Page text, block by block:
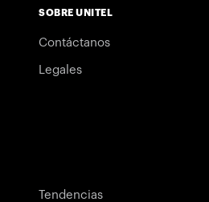
SOBRE UNITEL
Contáctanos
Legales
Tendencias